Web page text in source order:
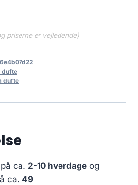
priserne er vejledende)
dufte
dufte
ca. 2-10 hverdage og
ca. 49